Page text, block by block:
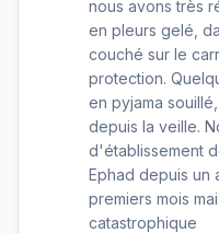
nous avons très
en pleurs gelé,
couché sur le
protection.
en pyjama
depuis la veille.
d'établissement
Ephad depuis un
premiers mois
catastrophique